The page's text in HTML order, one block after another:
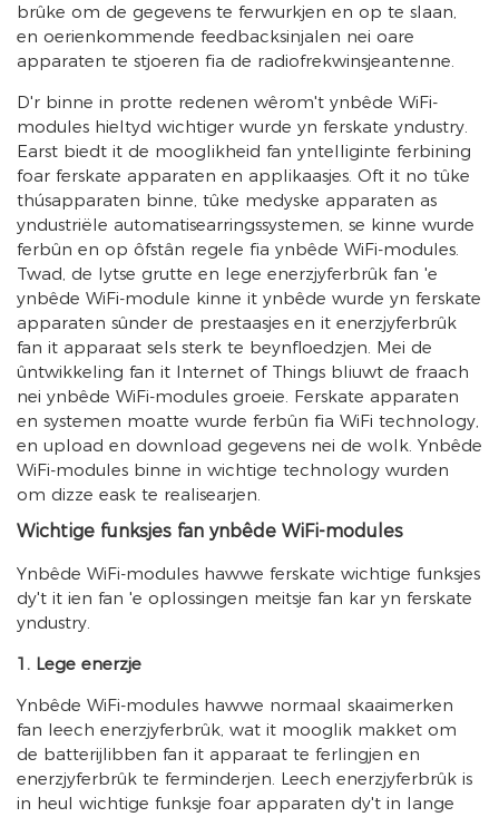
brûke om de gegevens te ferwurkjen en op te slaan,
en oerienkommende feedbacksinjalen nei oare
apparaten te stjoeren fia de radiofrekwinsjeantenne.
D'r binne in protte redenen wêrom't ynbêde WiFi-
modules hieltyd wichtiger wurde yn ferskate yndustry.
Earst biedt it de mooglikheid fan yntelliginte ferbining
foar ferskate apparaten en applikaasjes. Oft it no tûke
thúsapparaten binne, tûke medyske apparaten as
yndustriële automatisearringssystemen, se kinne wurde
ferbûn en op ôfstân regele fia ynbêde WiFi-modules.
Twad, de lytse grutte en lege enerzjyferbrûk fan 'e
ynbêde WiFi-module kinne it ynbêde wurde yn ferskate
apparaten sûnder de prestaasjes en it enerzjyferbrûk
fan it apparaat sels sterk te beynfloedzjen. Mei de
ûntwikkeling fan it Internet of Things bliuwt de fraach
nei ynbêde WiFi-modules groeie. Ferskate apparaten
en systemen moatte wurde ferbûn fia WiFi technology,
en upload en download gegevens nei de wolk. Ynbêde
WiFi-modules binne in wichtige technology wurden
om dizze eask te realisearjen.
Wichtige funksjes fan ynbêde WiFi-modules
Ynbêde WiFi-modules hawwe ferskate wichtige funksjes
dy't it ien fan 'e oplossingen meitsje fan kar yn ferskate
yndustry.
1. Lege enerzje
Ynbêde WiFi-modules hawwe normaal skaaimerken
fan leech enerzjyferbrûk, wat it mooglik makket om
de batterijlibben fan it apparaat te ferlingjen en
enerzjyferbrûk te ferminderjen. Leech enerzjyferbrûk is
in heul wichtige funksje foar apparaten dy't in lange